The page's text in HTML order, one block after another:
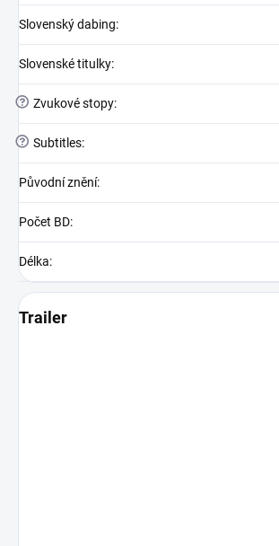
Slovenský dabing:
Slovenské titulky:
? Zvukové stopy:
? Subtitles:
Původní znění:
Počet BD:
Délka:
Trailer